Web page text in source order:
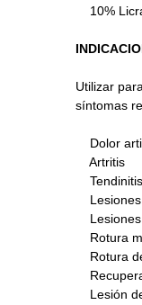
10%
Utilizar
síntomas
Dolor
Artritis
Tendinitis
Lesiones
Lesiones
Rotura
Rotura
Lesión